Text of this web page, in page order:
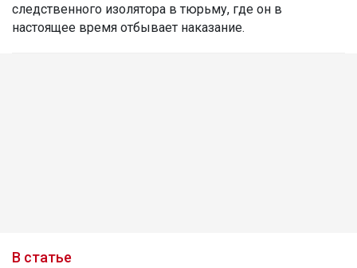
следственного изолятора в тюрьму, где он в
настоящее время отбывает наказание.
В статье